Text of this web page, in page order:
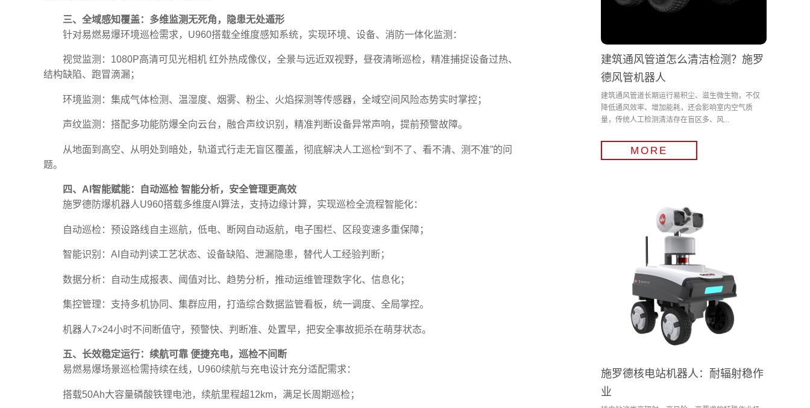
三、全域感知覆盖：多维监测无死角，隐患无处遁形
针对易燃易爆环境巡检需求，U960搭载全维度感知系统，实现环境、设备、消防一体化监测：
视觉监测：1080P高清可见光相机 红外热成像仪，全景与远近双视野，昼夜清晰巡检，精准捕捉设备过热、
结构缺陷、跑冒滴漏；
环境监测：集成气体检测、温湿度、烟雾、粉尘、火焰探测等传感器，全域空间风险态势实时掌控；
声纹监测：搭配多功能防爆全向云台，融合声纹识别，精准判断设备异常声响，提前预警故障。
从地面到高空、从明处到暗处，轨道式行走无盲区覆盖，彻底解决人工巡检“到不了、看不清、测不准”的问
题。
四、AI智能赋能：自动巡检 智能分析，安全管理更高效
施罗德防爆机器人U960搭载多维度AI算法，支持边缘计算，实现巡检全流程智能化：
自动巡检：预设路线自主巡航，低电、断网自动返航，电子围栏、区段变速多重保障；
智能识别：AI自动判读工艺状态、设备缺陷、泄漏隐患，替代人工经验判断；
数据分析：自动生成报表、阈值对比、趋势分析，推动运维管理数字化、信息化；
集控管理：支持多机协同、集群应用，打造综合数据监管看板，统一调度、全局掌控。
机器人7×24小时不间断值守，预警快、判断准、处置早，把安全事故扼杀在萌芽状态。
五、长效稳定运行：续航可靠 便捷充电，巡检不间断
易燃易爆场景巡检需持续在线，U960续航与充电设计充分适配需求：
搭载50Ah大容量磷酸铁锂电池，续航里程超12km，满足长周期巡检；
建筑通风管道怎么清洁检测？施罗
德风管机器人
建筑通风管道长期运行易积尘、滋生微生物，不仅
降低通风效率、增加能耗，还会影响室内空气质
量，传统人工检测清洁存在盲区多、风...
MORE
施罗德核电站机器人：耐辐射稳作
业